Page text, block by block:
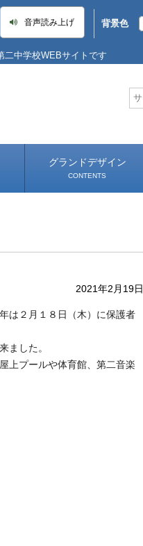
音声読み上げ 背景色
二中学校WEBサイトです
グランドデザイン
CONTENTS
2021年2月19日
は２月１８日（木）に保護者
ました。
上プールや体育館、第二音楽